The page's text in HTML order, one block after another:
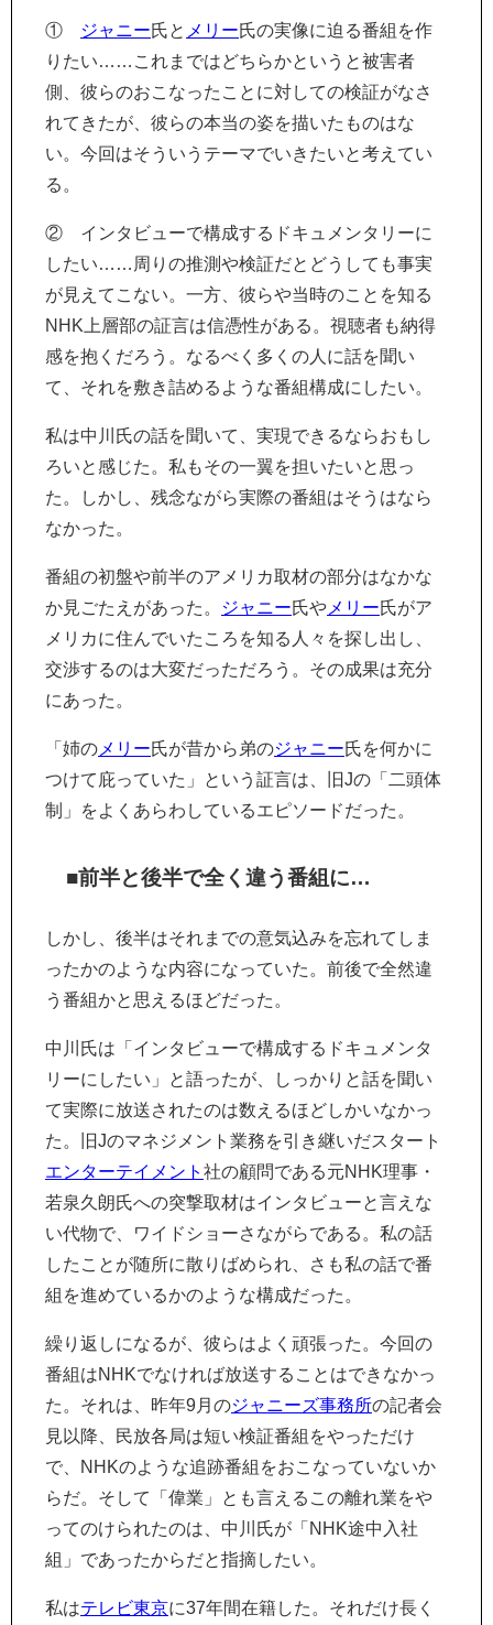
① ジャニー氏と メリー氏の実像に迫る番組を作
りたい……これまではどちらかというと被害者
側、彼らのおこなったことに対しての検証がなさ
れてきたが、彼らの本当の姿を描いたものはな
い。今回はそういうテーマでいきたいと考えてい
る。
② インタビューで構成するドキュメンタリーに
したい……周りの推測や検証だとどうしても事実
が見えてこない。一方、彼らや当時のことを知る
NHK上層部の証言は信憑性がある。視聴者も納得
感を抱くだろう。なるべく多くの人に話を聞い
て、それを敷き詰めるような番組構成にしたい。
私は中川氏の話を聞いて、実現できるならおもし
ろいと感じた。私もその一翼を担いたいと思っ
た。しかし、残念ながら実際の番組はそうはなら
なかった。
番組の初盤や前半のアメリカ取材の部分はなかな
か見ごたえがあった。
ジャニー氏や メリー氏がア
メリカに住んでいたころを知る人々を探し出し、
交渉するのは大変だっただろう。その成果は充分
にあった。
「姉の メリー氏が昔から弟のジャニー氏を何かに
つけて庇っていた」という証言は、旧Jの「二頭体
制」をよくあらわしているエピソードだった。
■前半と後半で全く違う番組に…
しかし、後半はそれまでの意気込みを忘れてしま
ったかのような内容になっていた。前後で全然違
う番組かと思えるほどだった。
中川氏は「インタビューで構成するドキュメンタ
リーにしたい」と語ったが、しっかりと話を聞い
て実際に放送されたのは数えるほどしかいなかっ
た。旧Jのマネジメント業務を引き継いだスタート
エンターテイメント 社の顧問である元NHK理事・
若泉久朗氏への突撃取材はインタビューと言えな
い代物で、ワイドショーさながらである。私の話
したことが随所に散りばめられ、さも私の話で番
組を進めているかのような構成だった。
繰り返しになるが、彼らはよく頑張った。今回の
番組はNHKでなければ放送することはできなかっ
た。それは、昨年9月のジャニーズ事務所の記者会
見以降、民放各局は短い検証番組をやっただけ
で、NHKのような追跡番組をおこなっていないか
らだ。そして「偉業」とも言えるこの離れ業をや
ってのけられたのは、中川氏が「NHK途中入社
組」であったからだと指摘したい。
私はテレビ東京に37年間在籍した。それだけ長く